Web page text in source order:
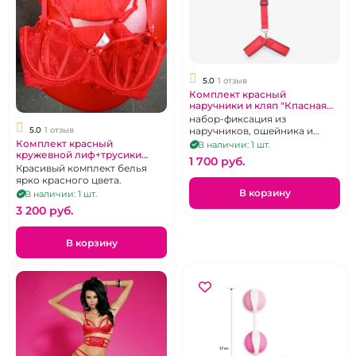
5.0 1 отзыв
Комплект красный
кружевной лиф+трусики
слипы
Красивый комплект белья
ярко красного цвета.
В наличии: 1 шт.
3 200 pуб.
В корзину
5.0 1 отзыв
Комплект красный
наручники и кляп "Кпасная
Линия"
набор-фиксация из
наручников, ошейника и
кляпа красного цвета
В наличии: 1 шт.
1 700 pуб.
В корзину